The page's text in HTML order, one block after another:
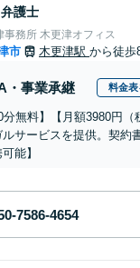
弁護士
事務所 木更津オフィス
市 木更津駅 から徒歩
・事業承継 料金表
分無料】【月額3980円
サービスを提供。契約
能】